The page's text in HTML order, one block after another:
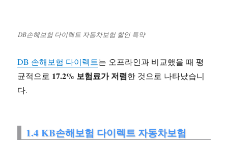
DB손해보험 다이렉트 자동차보험 할인 특약
DB 손해보험 다이렉트는 오프라인과 비교했을 때 평
균적으로 17.2% 보험료가 저렴한 것으로 나타났습니
다.
1.4 KB손해보험 다이렉트 자동차보험